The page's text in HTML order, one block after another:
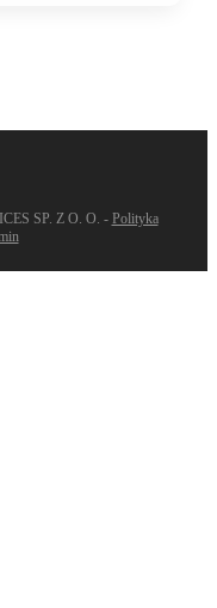
SP. Z O. O. - Polityka